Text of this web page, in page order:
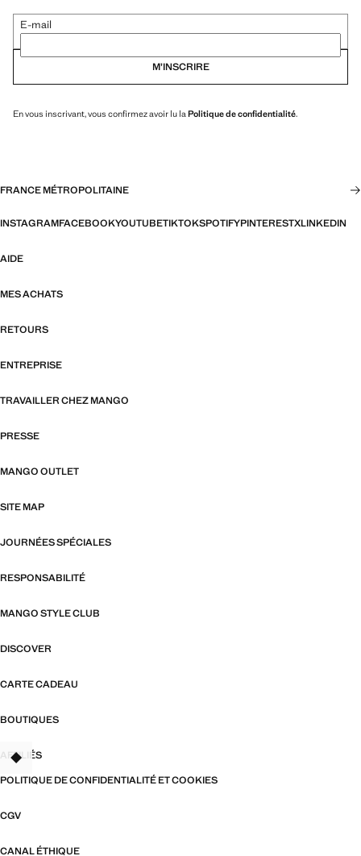
E-mail
M’INSCRIRE
En vous inscrivant, vous confirmez avoir lu la Politique de confidentialité.
FRANCE MÉTROPOLITAINE
INSTAGRAMFACEBOOKYOUTUBETIKTOKSPOTIFYPINTERESTXLINKEDIN
AIDE
MES ACHATS
RETOURS
ENTREPRISE
TRAVAILLER CHEZ MANGO
PRESSE
MANGO OUTLET
SITE MAP
JOURNÉES SPÉCIALES
RESPONSABILITÉ
MANGO STYLE CLUB
DISCOVER
CARTE CADEAU
BOUTIQUES
AFFILIÉS
POLITIQUE DE CONFIDENTIALITÉ ET COOKIES
CGV
CANAL ÉTHIQUE